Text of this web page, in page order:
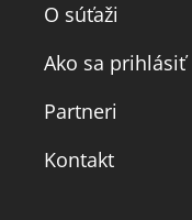
O súťaži
Ako sa prihlásiť
Partneri
Kontakt